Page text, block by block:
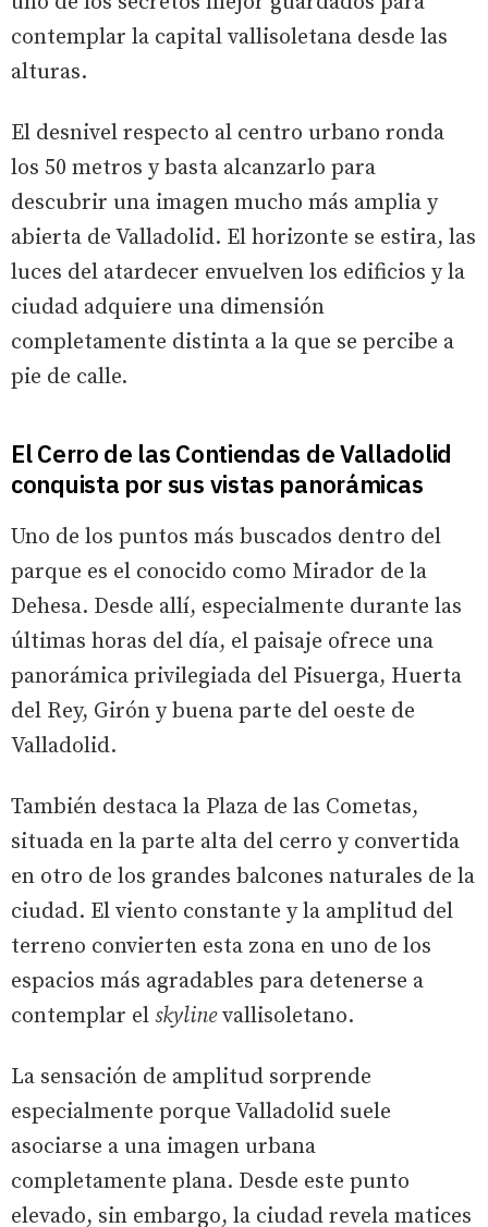
contemplar la capital vallisoletana desde las
alturas.
El desnivel respecto al centro urbano ronda
los 50 metros y basta alcanzarlo para
descubrir una imagen mucho más amplia y
abierta de Valladolid. El horizonte se estira, las
luces del atardecer envuelven los edificios y la
ciudad adquiere una dimensión
completamente distinta a la que se percibe a
pie de calle.
El Cerro de las Contiendas de Valladolid
conquista por sus vistas panorámicas
Uno de los puntos más buscados dentro del
parque es el conocido como Mirador de la
Dehesa. Desde allí, especialmente durante las
últimas horas del día, el paisaje ofrece una
panorámica privilegiada del Pisuerga, Huerta
del Rey, Girón y buena parte del oeste de
Valladolid.
También destaca la Plaza de las Cometas,
situada en la parte alta del cerro y convertida
en otro de los grandes balcones naturales de la
ciudad. El viento constante y la amplitud del
terreno convierten esta zona en uno de los
espacios más agradables para detenerse a
contemplar el skylinevallisoletano.
La sensación de amplitud sorprende
especialmente porque Valladolid suele
asociarse a una imagen urbana
completamente plana. Desde este punto
elevado, sin embargo, la ciudad revela matices